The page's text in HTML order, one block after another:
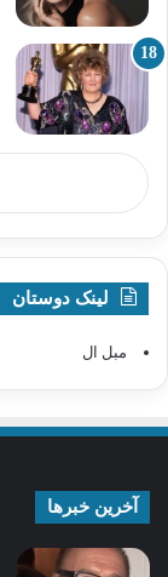
لینک دوستان
مبل ال
آخرین خبرها